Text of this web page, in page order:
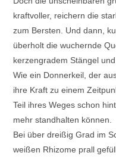
kraftvoller, reichern die
zum Bersten. Und dann,
überholt die wuchernde
kerzengradem Stängel
Wie ein Donnerkeil, der
ihre Kraft zu einem
Teil ihres Weges schon
mehr standhalten können.
Bei über dreißig Grad im
weißen Rhizome prall